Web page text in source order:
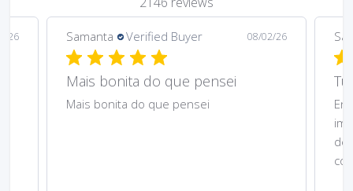
08/02/26 Samanta Verified Buyer 08/02/26
Tudo perfeito!
Entrega rápida, terço lindíssimo! A